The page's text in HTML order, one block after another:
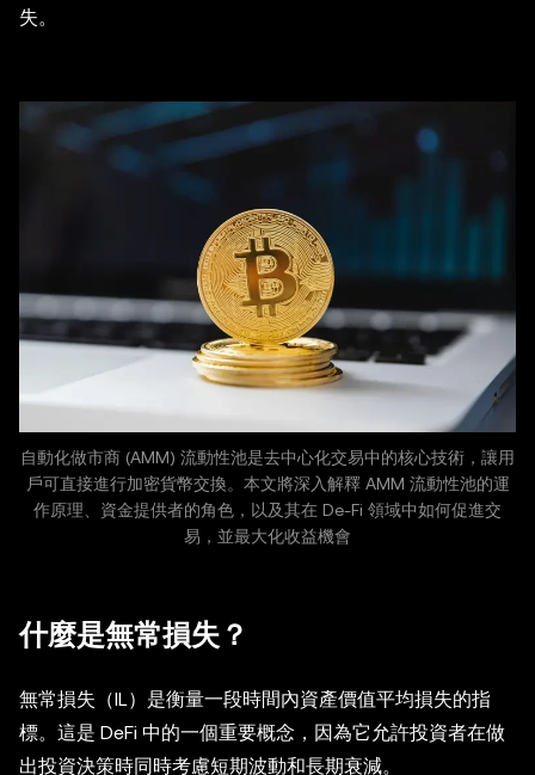
失。
自動化做市商 (AMM) 流動性池是去中心化交易中的核心技術，讓用
戶可直接進行加密貨幣交換。本文將深入解釋 AMM 流動性池的運
作原理、資金提供者的角色，以及其在 De-Fi 領域中如何促進交
易，並最大化收益機會
什麼是無常損失？
無常損失（IL）是衡量一段時間內資產價值平均損失的指
標。這是 DeFi 中的一個重要概念，因為它允許投資者在做
出投資決策時同時考慮短期波動和長期衰減。